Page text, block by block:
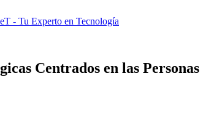
Centrados en las Personas